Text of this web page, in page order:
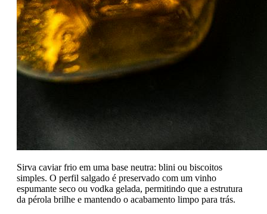
Sirva caviar frio em uma base neutra: blini ou biscoitos
simples. O perfil salgado é preservado com um vinho
espumante seco ou vodka gelada, permitindo que a estrutura
da pérola brilhe e mantendo o acabamento limpo para trás.